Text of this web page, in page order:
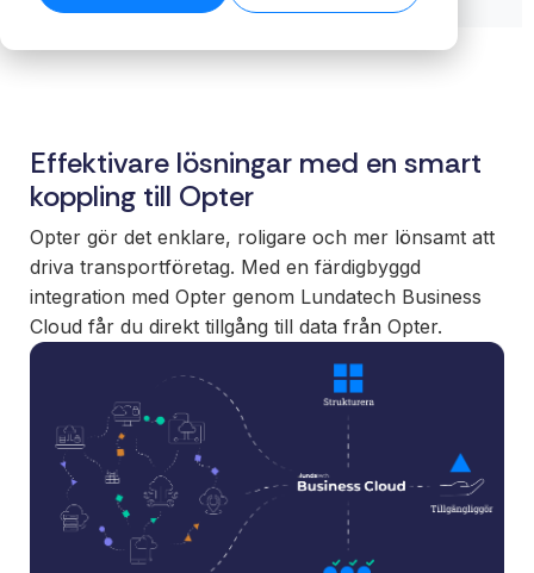
ansvar för
förvaltning.
Funktioner
Full insyn i alla
integrationer.
Övervakning,
versionshantering
och datakvalitet –
samlat på ett
ställe.
stabila flöden
Läs tekniska
erbjudande
förväntar sig.
Nå nya
marknader
utan att binda
interna team
eller bygga
eget.
White
label
Sälj
integrationer
under eget
varumärke.
Ett enkelt
För
Få
och era
för
biblioteket →
→
Effektivare lösningar med en smart
koppling till Opter
Opter gör det enklare, roligare och mer lönsamt att
driva transportföretag. Med en färdigbyggd
integration med Opter genom Lundatech Business
Cloud får du direkt tillgång till data från Opter.